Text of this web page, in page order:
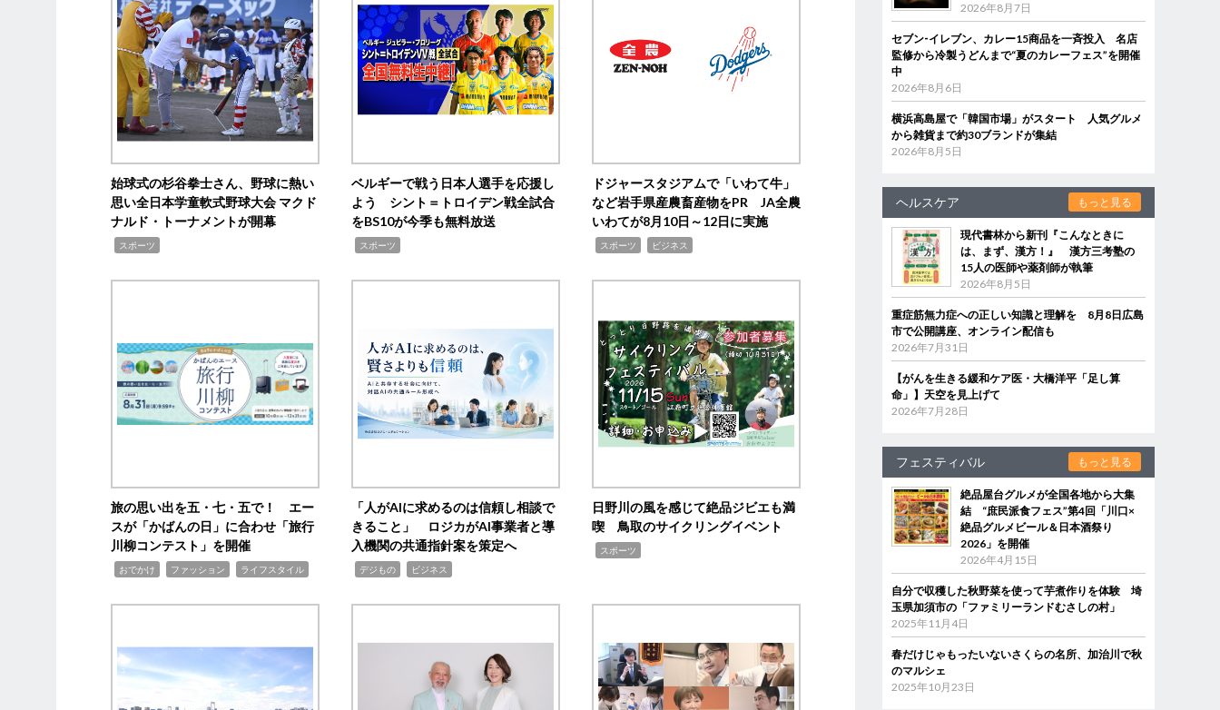
始球式の杉谷拳士さん、野球に熱い
思い全日本学童軟式野球大会 マクド
ナルド・トーナメントが開幕
スポーツ
ベルギーで戦う日本人選手を応援し
よう シント＝トロイデン戦全試合
をBS10が今季も無料放送
スポーツ
ドジャースタジアムで「いわて牛」
など岩手県産農畜産物をPR JA全農
いわてが8月10日～12日に実施
スポーツ ビジネス
旅の思い出を五・七・五で！ エー
スが「かばんの日」に合わせ「旅行
川柳コンテスト」を開催
おでかけ ファッション ライフスタイル
「人がAIに求めるのは信頼し相談で
きること」 ロジカがAI事業者と導
入機関の共通指針案を策定へ
デジもの ビジネス
日野川の風を感じて絶品ジビエも満
喫 鳥取のサイクリングイベント
スポーツ
2026年8月7日
セブン‐イレブン、カレー15商品を一斉投入 名店
監修から冷製うどんまで“夏のカレーフェス”を開催
中
2026年8月6日
横浜高島屋で「韓国市場」がスタート 人気グルメ
から雑貨まで約30ブランドが集結
2026年8月5日
ヘルスケア もっと見る
現代書林から新刊『こんなときに
は、まず、漢方！』 漢方三考塾の
15人の医師や薬剤師が執筆
2026年8月5日
重症筋無力症への正しい知識と理解を 8月8日広島
市で公開講座、オンライン配信も
2026年7月31日
【がんを生きる緩和ケア医・大橋洋平「足し算
命」】天空を見上げて
2026年7月28日
フェスティバル もっと見る
絶品屋台グルメが全国各地から大集
結 “庶民派食フェス”第4回「川口×
絶品グルメビール＆日本酒祭り
2026」を開催
2026年4月15日
自分で収穫した秋野菜を使って芋煮作りを体験 埼
玉県加須市の「ファミリーランドむさしの村」
2025年11月4日
春だけじゃもったいないさくらの名所、加治川で秋
のマルシェ
2025年10月23日